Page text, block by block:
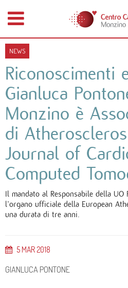
NEWS
Riconoscimenti
Gianluca
Monzino è
di
Journal of
Computed
Il mandato al Responsabile della UO
l’organo ufficiale della European
una durata di tre anni.
5 MAR 2018
GIANLUCA PONTONE